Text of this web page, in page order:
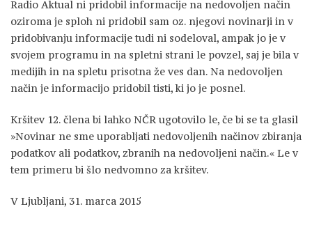
Radio Aktual ni pridobil informacije na nedovoljen način
oziroma je sploh ni pridobil sam oz. njegovi novinarji in v
pridobivanju informacije tudi ni sodeloval, ampak jo je v
svojem programu in na spletni strani le povzel, saj je bila v
medijih in na spletu prisotna že ves dan. Na nedovoljen
način je informacijo pridobil tisti, ki jo je posnel.
Kršitev 12. člena bi lahko NČR ugotovilo le, če bi se ta glasil
»Novinar ne sme uporabljati nedovoljenih načinov zbiranja
podatkov ali podatkov, zbranih na nedovoljeni način.« Le v
tem primeru bi šlo nedvomno za kršitev.
V Ljubljani, 31. marca 2015